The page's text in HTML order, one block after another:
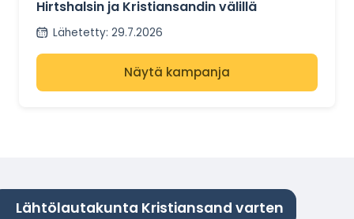
Hirtshalsin ja Kristiansandin välillä
Lähetetty: 29.7.2026
Näytä kampanja
Lähtölautakunta Kristiansand varten